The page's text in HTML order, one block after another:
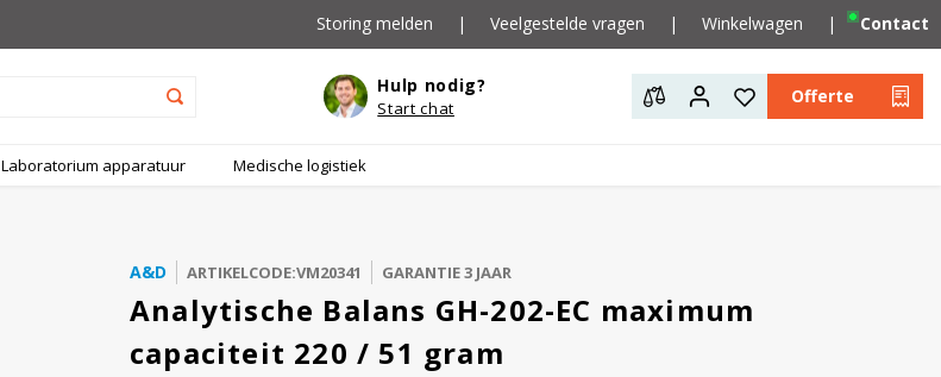
Storing melden | Veelgestelde vragen | Winkelwagen | Contact
Hulp nodig?
Start chat
Offerte
Laboratorium apparatuur Medische logistiek
A&D ARTIKELCODE:VM20341 GARANTIE 3 JAAR
Analytische Balans GH-202-EC maximum
capaciteit 220 / 51 gram